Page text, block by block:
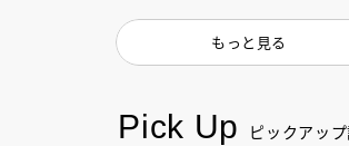
Pick Up ピックアッ
もっと見る